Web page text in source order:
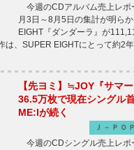
今週のCDアルバム売上レポ
月3日～8月5日の集計が明ら
EIGHT『ダンダーラ』が
、SUPER EIGHTにとって約2
【先ヨミ】≒JOY『サマ
36.5万枚で現在シングル
ME:Iが続く
Ｊ－ＰＯＰ
今週のCDシングル売上レポ